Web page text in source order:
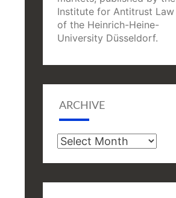
Institute for Antitrust Law
of the Heinrich-Heine-
University Düsseldorf.
ARCHIVE
Archive